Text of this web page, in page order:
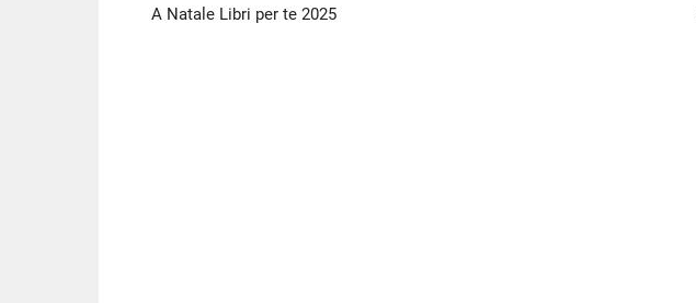
A Natale Libri per te 2025